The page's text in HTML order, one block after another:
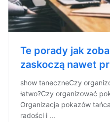
Te porady jak
zaskoczą nawet
show taneczneCzy
łatwo?Czy organizować
Organizacja pokazów
radości i ...